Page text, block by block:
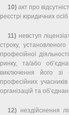
10) акт про
реєстрі юридичних
11) невступ
строку,
професійної
ринку, та/або
виключення його зі
професійних
організацій та
12) нездійснення